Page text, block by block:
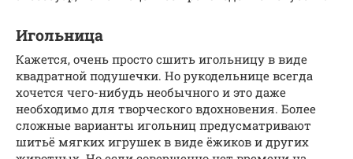
Игольница
Кажется, очень просто сшить игольницу в виде
квадратной подушечки. Но рукодельнице всегда
хочется чего-нибудь необычного и это даже
необходимо для творческого вдохновения. Более
сложные варианты игольниц предусматривают
шитьё мягких игрушек в виде ёжиков и других